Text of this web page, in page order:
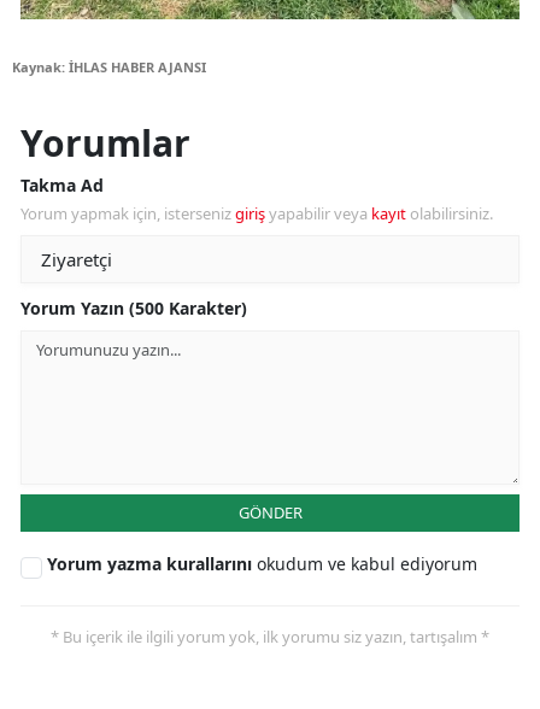
Kaynak: İHLAS HABER AJANSI
Yorumlar
Takma Ad
Yorum yapmak için, istersenizgirişyapabilir veya kayıt olabilirsiniz.
Yorum Yazın (500 Karakter)
GÖNDER
Yorum yazma kurallarını okudum ve kabul ediyorum
* Bu içerik ile ilgili yorum yok, ilk yorumu siz yazın, tartışalım *